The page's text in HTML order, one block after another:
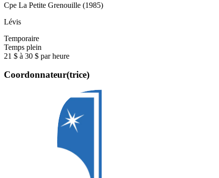
Cpe La Petite Grenouille (1985)
Lévis
Temporaire
Temps plein
21 $ à 30 $ par heure
Coordonnateur(trice)